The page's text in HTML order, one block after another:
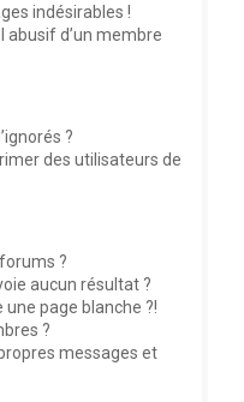
indésirables !
abusif d’un membre
?
des utilisateurs de
?
aucun résultat ?
page blanche ?!
?
messages et